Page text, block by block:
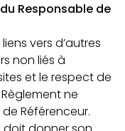
Responsable de
vers d’autres
non liés à
et le respect de
ne
Référenceur.